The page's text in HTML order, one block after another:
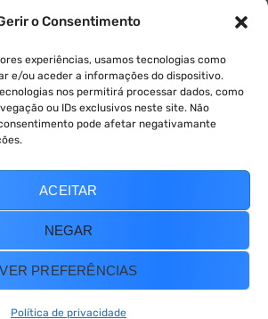
o Consentimento
experiências, usamos tecnologias como
e/ou aceder a informações do dispositivo.
nos permitirá processar dados, como
ou IDs exclusivos neste site. Não
pode afetar negativamante
ACEITAR
NEGAR
VER PREFERÊNCIAS
Política de privacidade
para criar campanhas
8 dicas essenciais para
das suas campanhas no